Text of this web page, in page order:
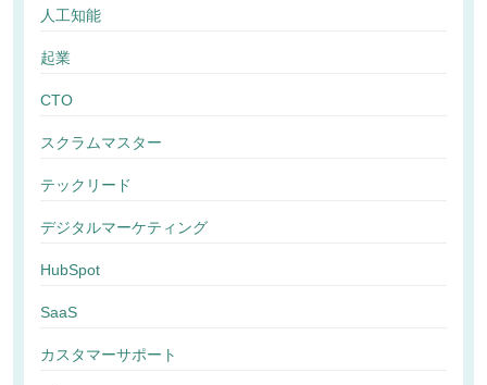
人工知能
起業
CTO
スクラムマスター
テックリード
デジタルマーケティング
HubSpot
SaaS
カスタマーサポート